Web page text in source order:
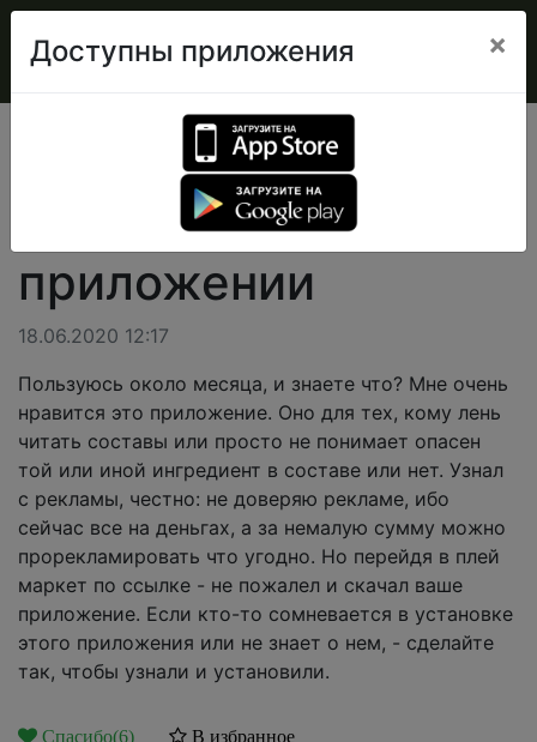
Свое мнение о приложении
Свое мнение о
приложении
18.06.2020 12:17
Пользуюсь около месяца, и знаете что? Мне очень
нравится это приложение. Оно для тех, кому лень
читать составы или просто не понимает опасен
той или иной ингредиент в составе или нет. Узнал
с рекламы, честно: не доверяю рекламе, ибо
сейчас все на деньгах, а за немалую сумму можно
прорекламировать что угодно. Но перейдя в плей
маркет по ссылке - не пожалел и скачал ваше
приложение. Если кто-то сомневается в установке
этого приложения или не знает о нем, - сделайте
так, чтобы узнали и установили.
Спасибо(6) В избранное
Доступны приложения ×